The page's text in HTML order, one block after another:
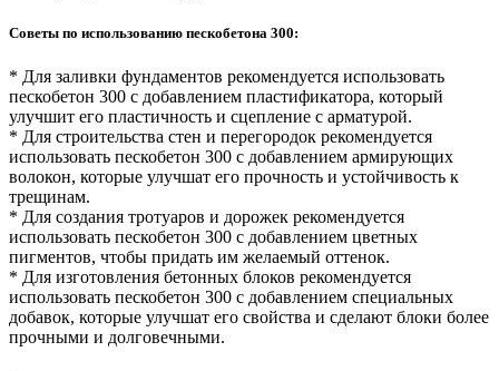
Советы по использованию пескобетона 300:
* Для заливки фундаментов рекомендуется использовать
пескобетон 300 с добавлением пластификатора, который
улучшит его пластичность и сцепление с арматурой.
* Для строительства стен и перегородок рекомендуется
использовать пескобетон 300 с добавлением армирующих
волокон, которые улучшат его прочность и устойчивость к
трещинам.
* Для создания тротуаров и дорожек рекомендуется
использовать пескобетон 300 с добавлением цветных
пигментов, чтобы придать им желаемый оттенок.
* Для изготовления бетонных блоков рекомендуется
использовать пескобетон 300 с добавлением специальных
добавок, которые улучшат его свойства и сделают блоки более
прочными и долговечными.